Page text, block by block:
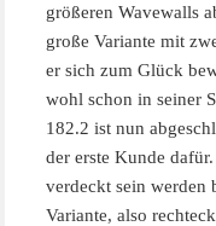
größeren Wavewalls
große Variante mit
er sich zum Glück
wohl schon in seiner
182.2 ist nun
der erste Kunde
verdeckt sein werden
Variante, also